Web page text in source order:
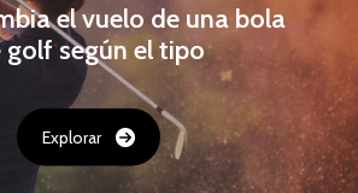
el vuelo de una bola
golf según el tipo
Explorar